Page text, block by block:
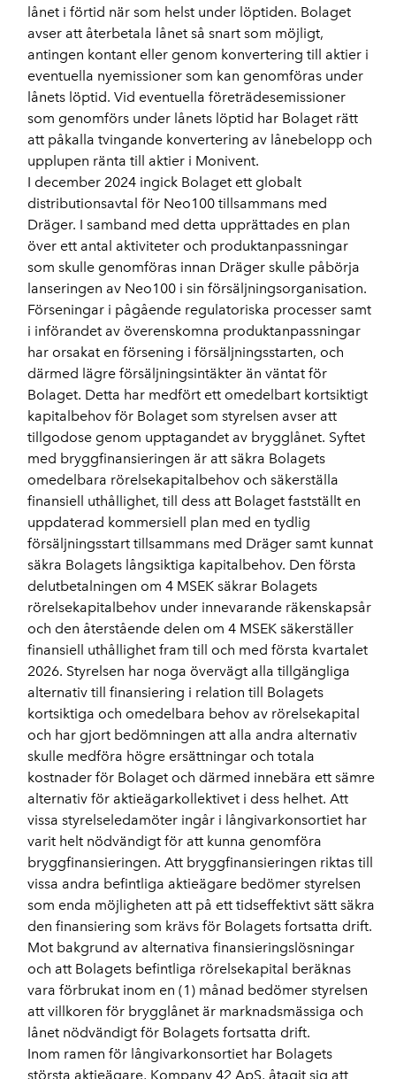
lånet i förtid när som helst under löptiden. Bolaget
avser att återbetala lånet så snart som möjligt,
antingen kontant eller genom konvertering till aktier i
eventuella nyemissioner som kan genomföras under
lånets löptid. Vid eventuella företrädesemissioner
som genomförs under lånets löptid har Bolaget rätt
att påkalla tvingande konvertering av lånebelopp och
upplupen ränta till aktier i Monivent.
I december 2024 ingick Bolaget ett globalt
distributionsavtal för Neo100 tillsammans med
Dräger. I samband med detta upprättades en plan
över ett antal aktiviteter och produktanpassningar
som skulle genomföras innan Dräger skulle påbörja
lanseringen av Neo100 i sin försäljningsorganisation.
Förseningar i pågående regulatoriska processer samt
i införandet av överenskomna produktanpassningar
har orsakat en försening i försäljningsstarten, och
därmed lägre försäljningsintäkter än väntat för
Bolaget. Detta har medfört ett omedelbart kortsiktigt
kapitalbehov för Bolaget som styrelsen avser att
tillgodose genom upptagandet av brygglånet. Syftet
med bryggfinansieringen är att säkra Bolagets
omedelbara rörelsekapitalbehov och säkerställa
finansiell uthållighet, till dess att Bolaget fastställt en
uppdaterad kommersiell plan med en tydlig
försäljningsstart tillsammans med Dräger samt kunnat
säkra Bolagets långsiktiga kapitalbehov. Den första
delutbetalningen om 4 MSEK säkrar Bolagets
rörelsekapitalbehov under innevarande räkenskapsår
och den återstående delen om 4 MSEK säkerställer
finansiell uthållighet fram till och med första kvartalet
2026. Styrelsen har noga övervägt alla tillgängliga
alternativ till finansiering i relation till Bolagets
kortsiktiga och omedelbara behov av rörelsekapital
och har gjort bedömningen att alla andra alternativ
skulle medföra högre ersättningar och totala
kostnader för Bolaget och därmed innebära ett sämre
alternativ för aktieägarkollektivet i dess helhet. Att
vissa styrelseledamöter ingår i långivarkonsortiet har
varit helt nödvändigt för att kunna genomföra
bryggfinansieringen. Att bryggfinansieringen riktas till
vissa andra befintliga aktieägare bedömer styrelsen
som enda möjligheten att på ett tidseffektivt sätt säkra
den finansiering som krävs för Bolagets fortsatta drift.
Mot bakgrund av alternativa finansieringslösningar
och att Bolagets befintliga rörelsekapital beräknas
vara förbrukat inom en (1) månad bedömer styrelsen
att villkoren för brygglånet är marknadsmässiga och
lånet nödvändigt för Bolagets fortsatta drift.
Inom ramen för långivarkonsortiet har Bolagets
största aktieägare, Kompany 42 ApS, åtagit sig att